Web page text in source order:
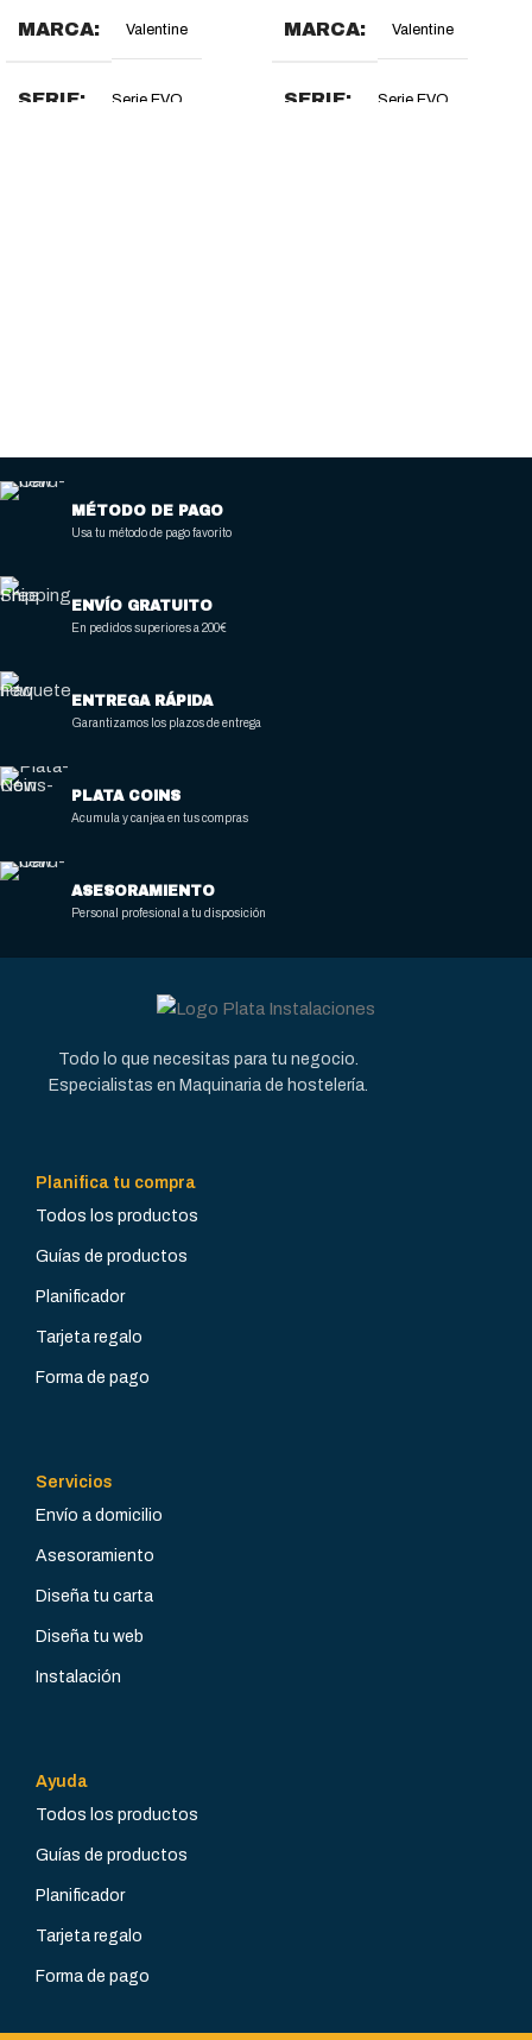
MARCA Valentine
SERIE Serie EVO
CAPACIDAD CUBA (L)
PRODUCCIÓN
38-46 kg/hora
Acero Inoxidable
POTENCIA
3 x 400 + N + T
TIPO DE
MARCA Valentine
SERIE Serie EVO
POTENCIA
MÉTODO DE PAGO
Usa tu método de pago favorito
ENVÍO GRATUITO
En pedidos superiores a 200€
ENTREGA RÁPIDA
Garantizamos los plazos de entrega
PLATA COINS
Acumula y canjea en tus compras
ASESORAMIENTO
Personal profesional a tu disposición
Todo lo que necesitas para tu negocio.
Especialistas en Maquinaria de hostelería.
Planifica tu compra
Todos los productos
Guías de productos
Planificador
Tarjeta regalo
Forma de pago
Servicios
Envío a domicilio
Asesoramiento
Diseña tu carta
Diseña tu web
Instalación
Ayuda
Todos los productos
Guías de productos
Planificador
Tarjeta regalo
Forma de pago